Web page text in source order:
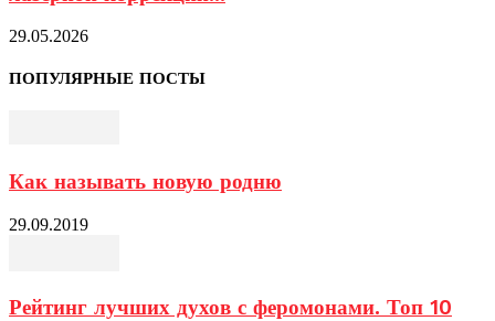
29.05.2026
ПОПУЛЯРНЫЕ ПОСТЫ
Как называть новую родню
29.09.2019
Рейтинг лучших духов с феромонами. Топ 10